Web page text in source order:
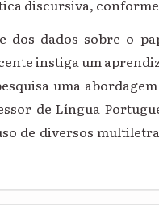
discursiva,
dados sobre o
instiga um
uma
de Língua
de diversos